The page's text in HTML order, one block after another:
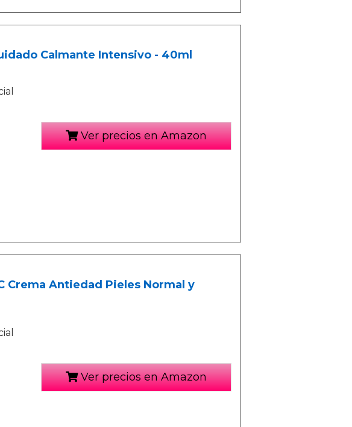
Calmante Intensivo - 40ml
Ver precios en Amazon
Crema Antiedad Pieles Normal y
Ver precios en Amazon